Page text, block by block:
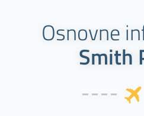
Osnovne
Smith